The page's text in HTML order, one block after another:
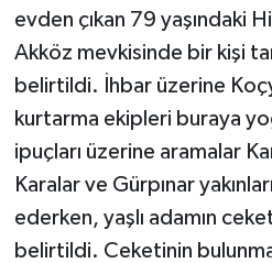
evden çıkan 79 yaşındaki
Akköz mevkisinde bir kişi
belirtildi. İhbar üzerine
kurtarma ekipleri buraya
ipuçları üzerine aramalar
Karalar ve Gürpınar
ederken, yaşlı adamın
belirtildi. Ceketinin